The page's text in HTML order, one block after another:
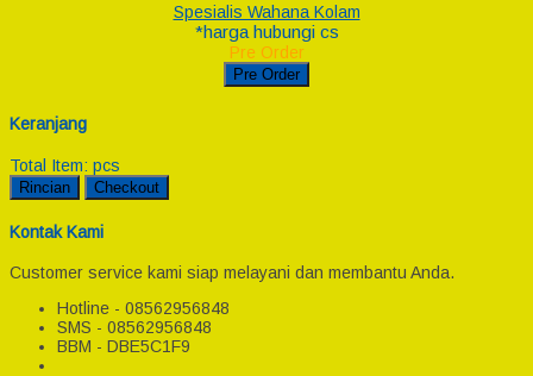
Spesialis Wahana Kolam
*harga hubungi cs
Pre Order
Pre Order
Keranjang
Total Item: pcs
Rincian Checkout
Kontak Kami
Customer service kami siap melayani dan membantu Anda.
Hotline - 08562956848
SMS - 08562956848
BBM - DBE5C1F9